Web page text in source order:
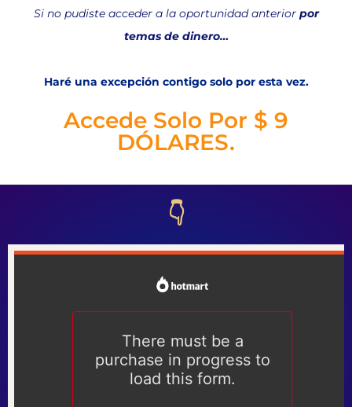
Si no pudiste acceder a la oportunidad anterior por
temas de dinero…
Haré una excepción contigo solo por esta vez.
Accede Solo Por $ 9
DÓLARES.
👇